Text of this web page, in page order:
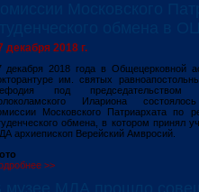
декабря 2018 г.
декабря 2018 года в Общецерковной
им. святых
под председательством
Илариона
Московского Патриархата по
обмена, в котором принял
архиепископ Верейский Амвросий.
>>